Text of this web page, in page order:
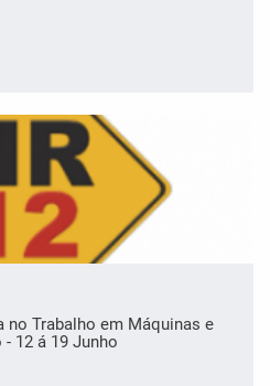
no Trabalho em Máquinas e
12 á 19 Junho